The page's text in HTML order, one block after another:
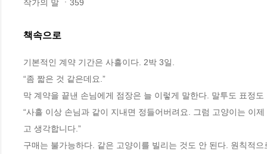
작가의 말 ㆍ359
책속으로
기본적인 계약 기간은 사흘이다. 2박 3일.
“좀 짧은 것 같은데요.”
막 계약을 끝낸 손님에게 점장은 늘 이렇게 말한다. 말투도 표정
“사흘 이상 손님과 같이 지내면 정들어버려요. 그럼 고양이는 이
고 생각합니다.”
구매는 불가능하다. 같은 고양이를 빌리는 것도 안 된다. 원칙적